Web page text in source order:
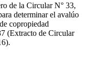
de la Circular N° 33,
determinar el avalúo
copropiedad
(Extracto de Circular